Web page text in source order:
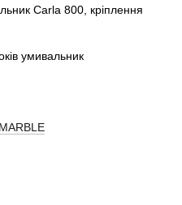
Carla 800, кріплення
умивальник